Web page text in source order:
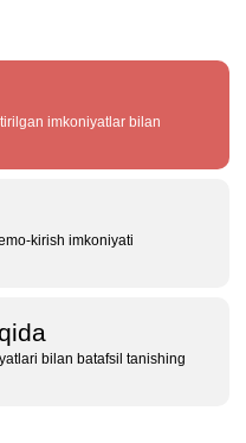
imkoniyatlar bilan
imkoniyati
bilan batafsil tanishing